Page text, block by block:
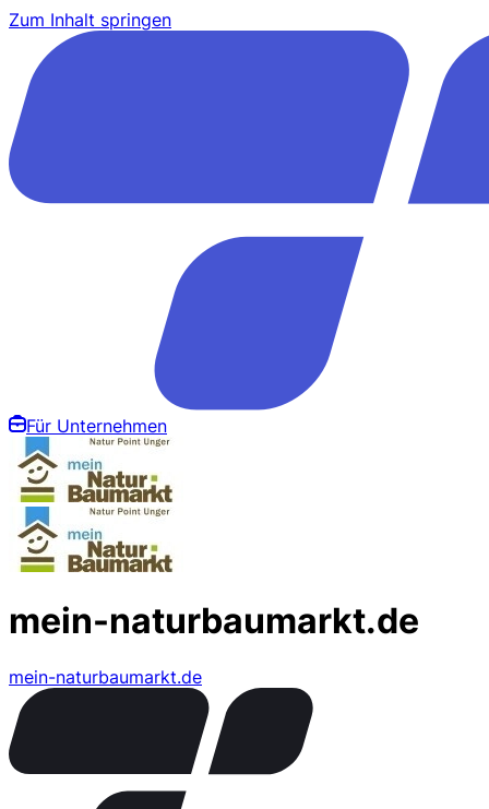
Zum Inhalt springen
Für Unternehmen
mein-naturbaumarkt.de
mein-naturbaumarkt.de